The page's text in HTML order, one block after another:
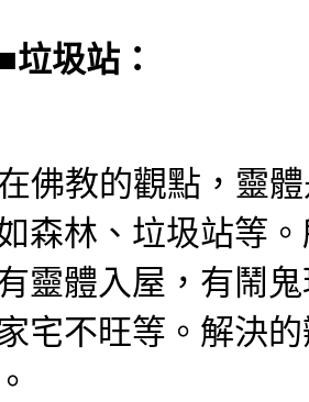
垃圾站：
教的觀點，靈體
森林、垃圾站等
靈體入屋，有鬧
宅不旺等。解決